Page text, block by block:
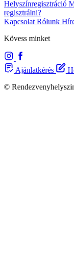
Helyszínregisztráció
regisztrálni?
Kapcsolat Rólunk
Kövess minket
Ajánlatkérés
©